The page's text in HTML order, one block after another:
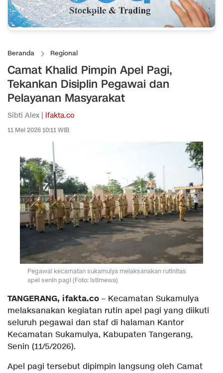
Beranda Regional
Camat Khalid Pimpin Apel Pagi,
Tekankan Disiplin Pegawai dan
Pelayanan Masyarakat
Sibti Alex | ifakta.co
11 Mei 2026 10:11 WIB
Pegawai kecamatan sukamulya melaksanakan rutinitas
apel senin pagi (Foto: istimewa)
TANGERANG, ifakta.co – Kecamatan Sukamulya
melaksanakan kegiatan rutin apel pagi yang diikuti
seluruh pegawai dan staf di halaman Kantor
Kecamatan Sukamulya, Kabupaten Tangerang,
Senin (11/5/2026).
Apel pagi tersebut dipimpin langsung oleh Camat